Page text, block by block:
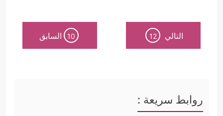
التالي 12
10 السابق
روابط سريعة :